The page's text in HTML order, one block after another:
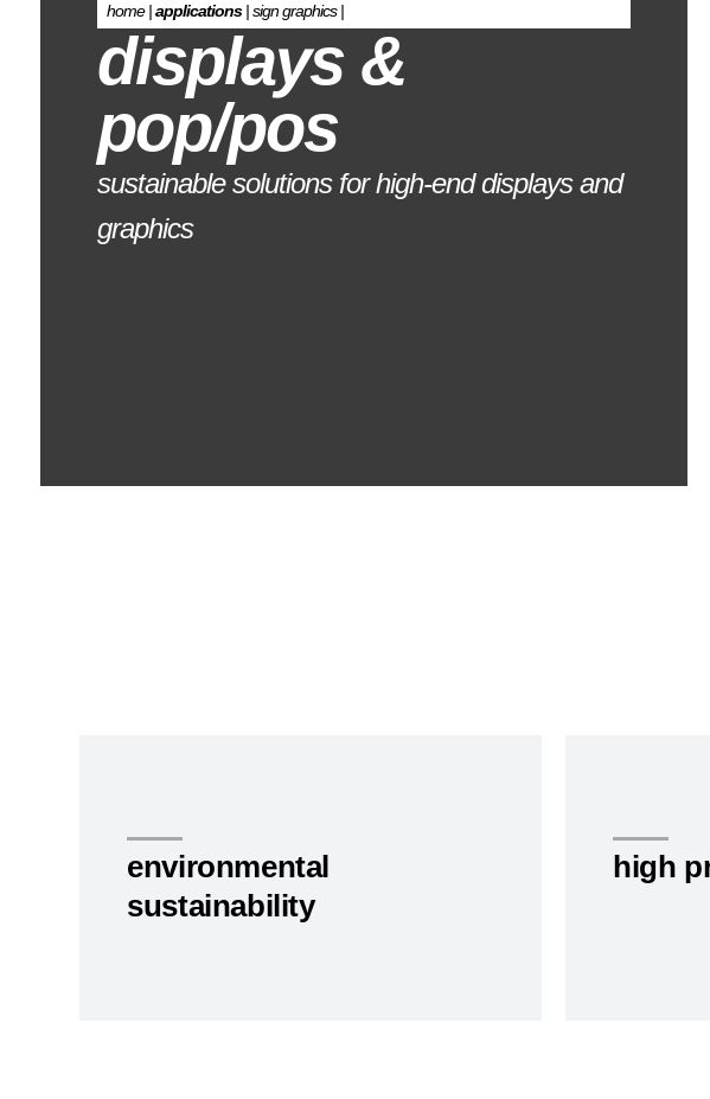
home|applications|sign graphics|
displays &
pop/pos
sustainable solutions for high-end displays and
graphics
environmental
sustainability
high